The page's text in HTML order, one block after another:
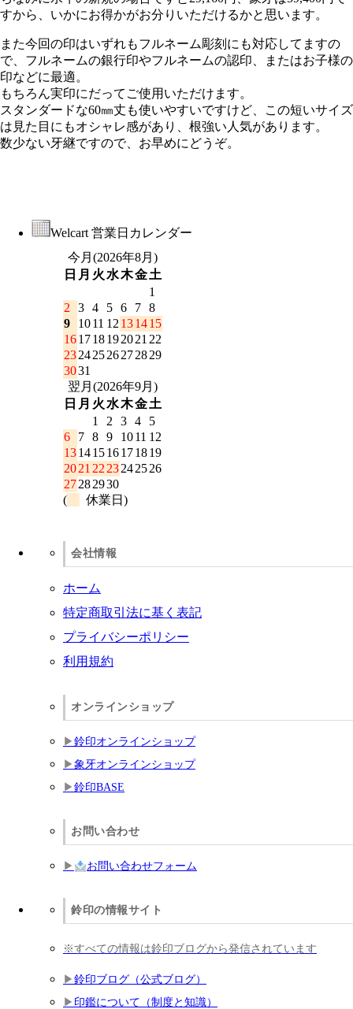
すから、いかにお得かがお分りいただけるかと思います。
また今回の印はいずれもフルネーム彫刻にも対応してますの
で、フルネームの銀行印やフルネームの認印、またはお子様の
印などに最適。
もちろん実印にだってご使用いただけます。
スタンダードな60㎜丈も使いやすいですけど、この短いサイズ
は見た目にもオシャレ感があり、根強い人気があります。
数少ない牙継ですので、お早めにどうぞ。
Welcart 営業日カレンダー
今月(2026年8月)
日 月 火 水木金土
1
2
3 4 5 6 7 8
9
1011 12 131415
161718192021 22
23242526272829
3031
翌月(2026年9月)
日 月 火 水木金土
1
2 3 4
5
6
7 8 9 1011 12
13141516171819
2021 22 23242526
27282930
(
休業日)
会社情報
ホーム
特定商取引法に基く表記
プライバシーポリシー
利用規約
オンラインショップ
鈴印オンラインショップ
象牙オンラインショップ
鈴印BASE
お問い合わせ
お問い合わせフォーム
鈴印の情報サイト
※すべての情報は鈴印ブログから発信されています
鈴印ブログ（公式ブログ）
印鑑について（制度と知識）